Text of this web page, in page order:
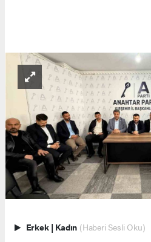
Erkek | Kadın (Haberi Sesli Oku)